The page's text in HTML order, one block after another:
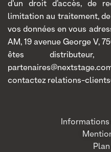
d’un droit d’accès, de
limitation au traitement,
vos données en vous
AM, 19 avenue George V,
êtes distributeur,
contactez relations-
Informations